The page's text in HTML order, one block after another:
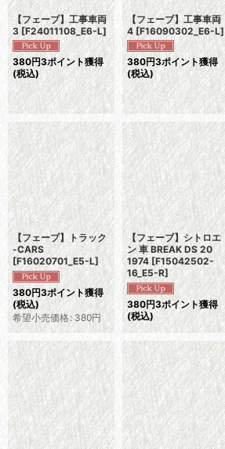
【フェーブ】工事車両
3 [F24011108_E6-L]
380円3ポイント獲得
(税込)
【フェーブ】工事車両
4 [F16090302_E6-L]
380円3ポイント獲得
(税込)
【フェーブ】トラック
-CARS
[F16020701_E5-L]
380円3ポイント獲得
(税込)
希望小売価格: 380円
【フェーブ】シトロエ
ン 車 BREAK DS 20
1974 [F15042502-
16_E5-R]
380円3ポイント獲得
(税込)